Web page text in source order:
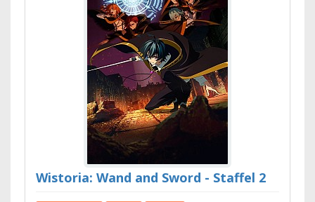
Wistoria: Wand and Sword - Staffel 2